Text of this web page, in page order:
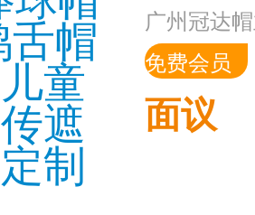
广州冠达
免费会员
面议